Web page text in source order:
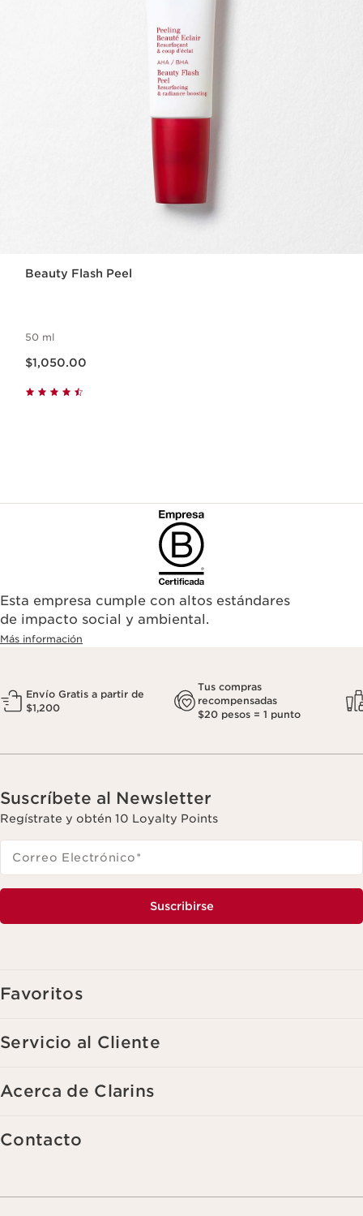
Beauty Flash Peel
50 ml
$1,050.00
Esta empresa cumple con altos estándares
de impacto social y ambiental.
Más información
Envío Gratis a partir de
$1,200
Tus compras
recompensadas
$20 pesos = 1 punto
Suscríbete al Newsletter
Regístrate y obtén 10 Loyalty Points
Correo Electrónico*
Suscribirse
Favoritos
Servicio al Cliente
Acerca de Clarins
Contacto